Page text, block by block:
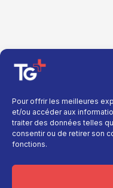
Pour offrir les meilleures
et/ou accéder aux
traiter des données telles
consentir ou de retirer son
fonctions.